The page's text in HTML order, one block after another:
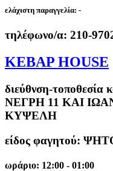
ελάχιστη παραγγελία: -
τηλέφωνο/α: 210-
KEBAP HOUSE
διεύθνση-τοποθεσία
ΝΕΓΡΗ 11 ΚΑΙ
ΚΥΨΕΛΗ
είδος φαγητού:
ωράριο: 12:00 - 01:00